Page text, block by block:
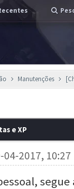
Manutenções
e XP
04-2017, 10:27